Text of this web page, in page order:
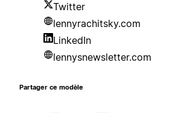
Twitter
lennyrachitsky.com
LinkedIn
lennysnewsletter.com
Partager ce modèle